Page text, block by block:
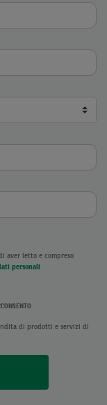
aver letto e compreso
personali
di prodotti e servizi di